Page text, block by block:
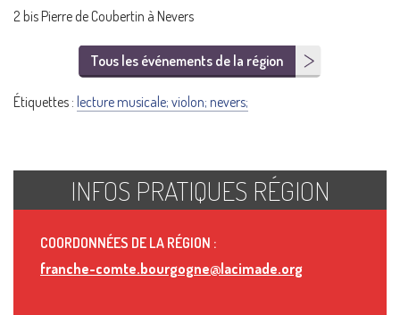
2 bis Pierre de Coubertin à Nevers
Tous les événements de la région
Étiquettes : lecture musicale; violon; nevers;
INFOS PRATIQUES RÉGION
COORDONNÉES DE LA RÉGION :
franche-comte.bourgogne@lacimade.org